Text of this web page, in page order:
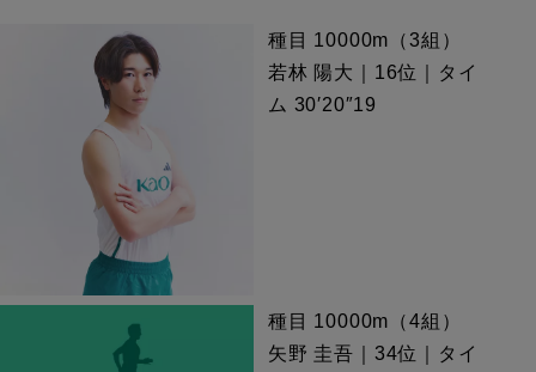
種目 10000m（3組）
若林 陽大｜16位｜タイ
ム 30′20″19
種目 10000m（4組）
矢野 圭吾｜34位｜タイ